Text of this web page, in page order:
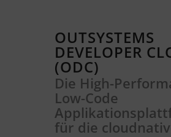
OUTSYSTEMS
DEVELOPER
(ODC)
Die High-
Low-Code
für die